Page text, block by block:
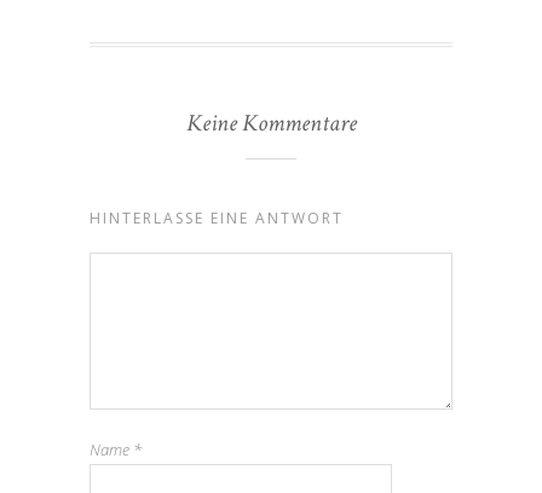
Keine Kommentare
HINTERLASSE EINE ANTWORT
Name *